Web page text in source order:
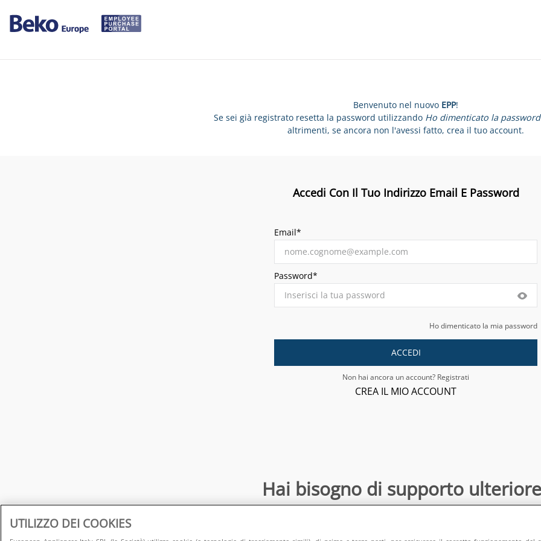
Benvenuto nel nuovo EPP!
Se sei già registrato resetta la password utilizzando Ho dimenticato la password
altrimenti, se ancora non l'avessi fatto, crea il tuo account.
Accedi Con Il Tuo Indirizzo Email E Password
Email*
Password*
Ho dimenticato la mia password
ACCEDI
Non hai ancora un account? Registrati
CREA IL MIO ACCOUNT
Hai bisogno di supporto
directsalesonline@europeanappliances.com
UTILIZZO DEI COOKIES